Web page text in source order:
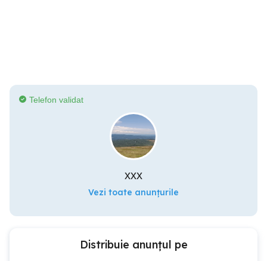
Telefon validat
xxx
Vezi toate anunțurile
Distribuie anunțul pe